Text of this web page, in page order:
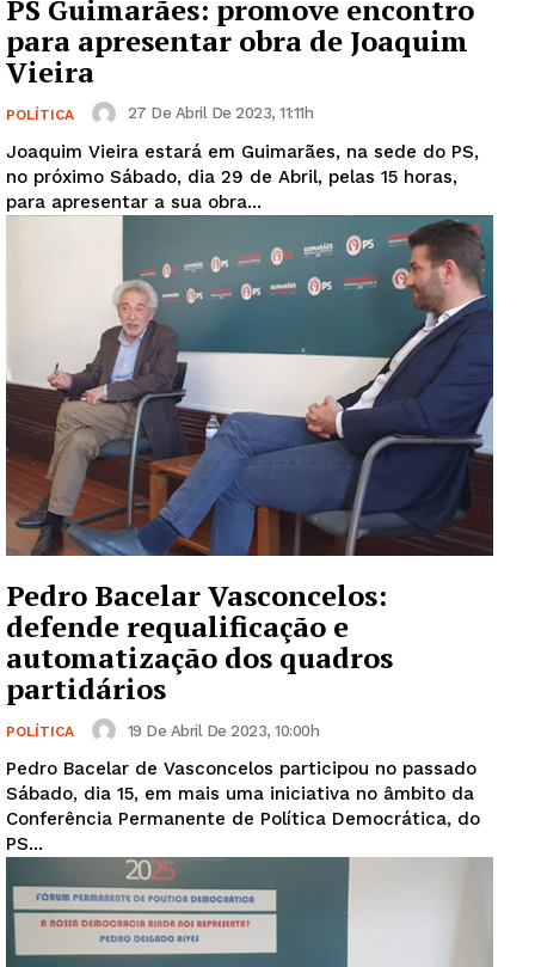
PS Guimarães: promove encontro
para apresentar obra de Joaquim
Vieira
POLÍTICA 27 De Abril De 2023, 11:11h
Joaquim Vieira estará em Guimarães, na sede do PS,
no próximo Sábado, dia 29 de Abril, pelas 15 horas,
para apresentar a sua obra...
Pedro Bacelar Vasconcelos:
defende requalificação e
automatização dos quadros
partidários
POLÍTICA 19 De Abril De 2023, 10:00h
Pedro Bacelar de Vasconcelos participou no passado
Sábado, dia 15, em mais uma iniciativa no âmbito da
Conferência Permanente de Política Democrática, do
PS...